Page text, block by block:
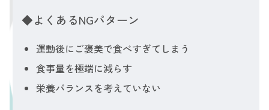
◆よくあるNGパターン
運動後にご褒美で食べすぎてしまう
食事量を極端に減らす
栄養バランスを考えていない